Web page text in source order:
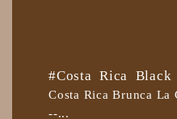
#Costa Rica Black
Costa Rica Brunca
--...